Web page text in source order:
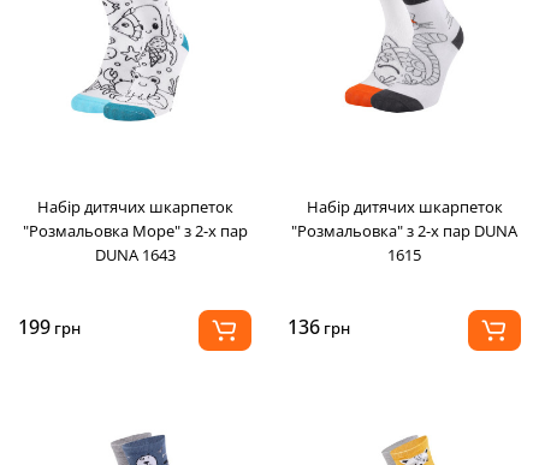
Набір дитячих шкарпеток
"Розмальовка Море" з 2-х пар
DUNA 1643
199 грн
Набір дитячих шкарпеток
"Розмальовка" з 2-х пар DUNA
1615
136 грн